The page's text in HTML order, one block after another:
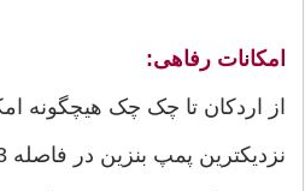
امکانات رفاهی:
از اردکان تا چک چک هیچگونه
نزدیکترین پمپ بنزین در فاصله 43 کیلومتری است.